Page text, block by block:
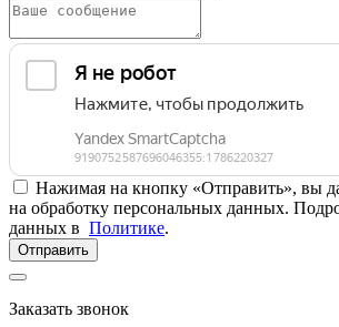
Нажимая на кнопку «Отправить», вы
на обработку персональных данных.
данных в Политике.
Отправить
Заказать звонок